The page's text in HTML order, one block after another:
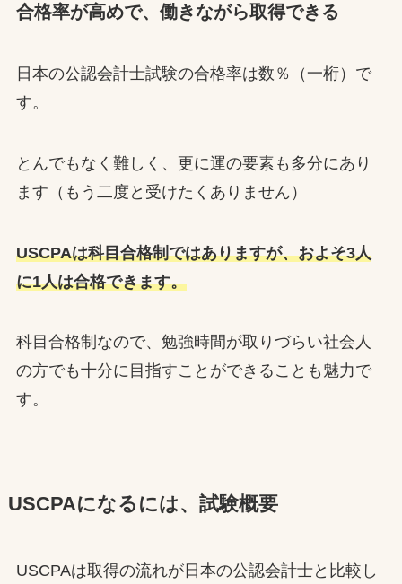
合格率が高めで、働きながら取得できる
日本の公認会計士試験の合格率は数％（一桁）で
す。
とんでもなく難しく、更に運の要素も多分にあり
ます（もう二度と受けたくありません）
USCPAは科目合格制ではありますが、およそ3人
に1人は合格できます。
科目合格制なので、勉強時間が取りづらい社会人
の方でも十分に目指すことができることも魅力で
す。
USCPAになるには、試験概要
USCPAは取得の流れが日本の公認会計士と比較し